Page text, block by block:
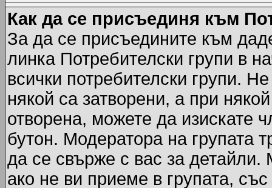
Как да се присъединя към
За да се присъедините към
линка Потребителски групи в
всички потребителски групи.
някой са затворени, а при
отворена, можете да изискате
бутон. Модератора на групата
да се свърже с вас за
ако не ви приеме в групата,